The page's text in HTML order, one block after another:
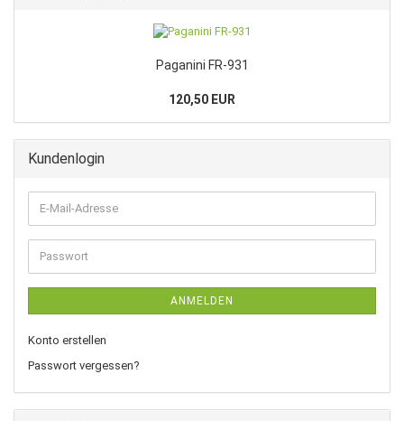
Paganini FR-931
120,50 EUR
Kundenlogin
E-
Mail-
Adresse
Passwort
ANMELDEN
Konto erstellen
Passwort vergessen?